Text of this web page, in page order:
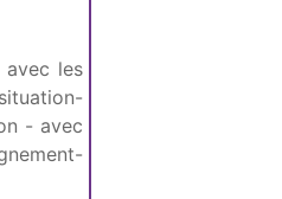
les
- avec